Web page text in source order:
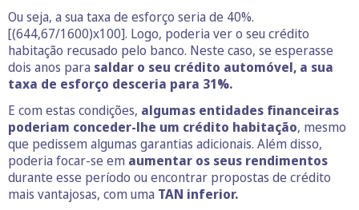
Ou seja, a sua taxa de esforço seria de 40%.
[(644,67/1600)x100]. Logo, poderia ver o seu crédito
habitação recusado pelo banco. Neste caso, se esperasse
dois anos para saldar o seu crédito automóvel, a sua
taxa de esforço desceria para 31%.
E com estas condições, algumas entidades financeiras
poderiam conceder-lhe um crédito habitação, mesmo
que pedissem algumas garantias adicionais. Além disso,
poderia focar-se em aumentar os seus rendimentos
durante esse período ou encontrar propostas de crédito
mais vantajosas, com uma TAN inferior.